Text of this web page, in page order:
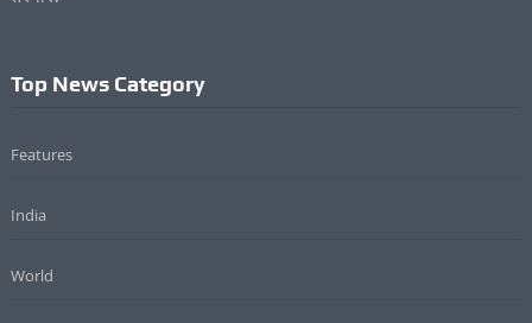
Top News Category
Features
India
World